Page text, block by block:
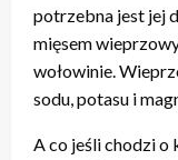
potrzebna jest jej
mięsem
wołowinie.
sodu, potasu i
A co jeśli chodzi o